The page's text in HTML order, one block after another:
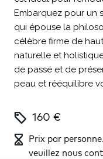
Embarquez pour un
qui épouse la
célèbre firme de
naturelle et
de passé et de
peau et rééquilibre
160 €
Prix par
veuillez nous